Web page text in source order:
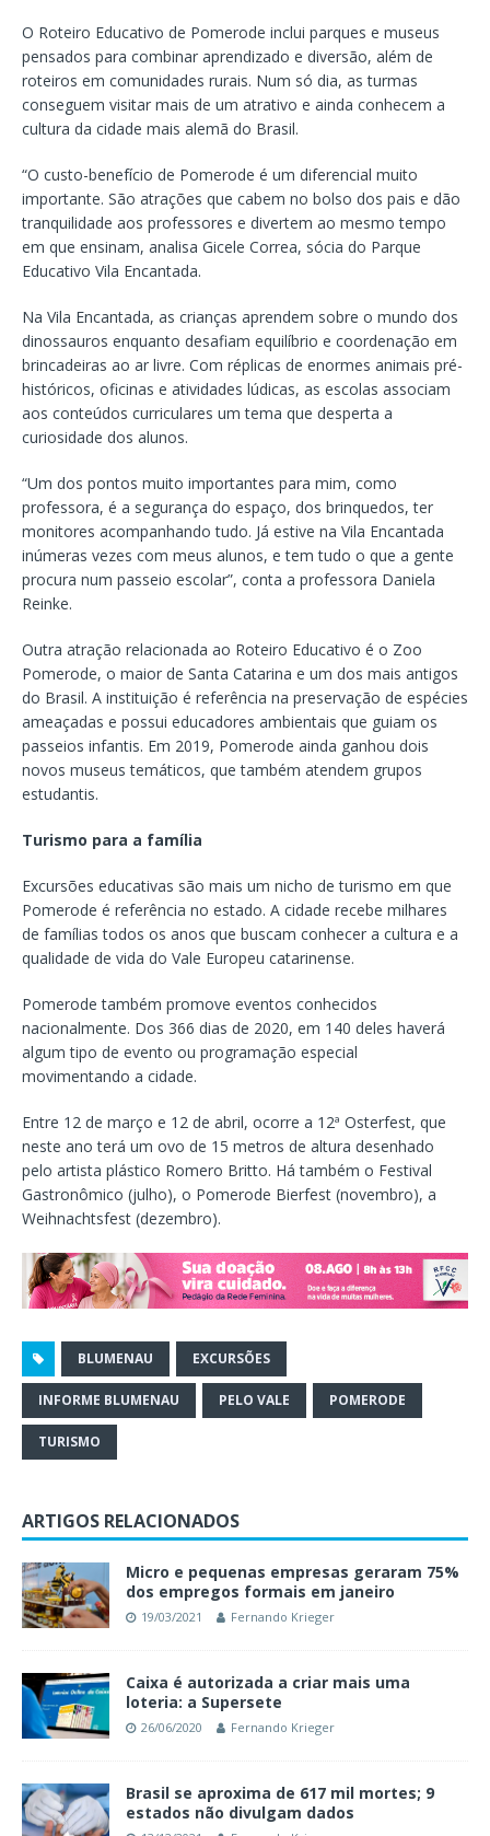
O Roteiro Educativo de Pomerode inclui parques e museus
pensados para combinar aprendizado e diversão, além de
roteiros em comunidades rurais. Num só dia, as turmas
conseguem visitar mais de um atrativo e ainda conhecem a
cultura da cidade mais alemã do Brasil.
“O custo-benefício de Pomerode é um diferencial muito
importante. São atrações que cabem no bolso dos pais e dão
tranquilidade aos professores e divertem ao mesmo tempo
em que ensinam, analisa Gicele Correa, sócia do Parque
Educativo Vila Encantada.
Na Vila Encantada, as crianças aprendem sobre o mundo dos
dinossauros enquanto desafiam equilíbrio e coordenação em
brincadeiras ao ar livre. Com réplicas de enormes animais pré-
históricos, oficinas e atividades lúdicas, as escolas associam
aos conteúdos curriculares um tema que desperta a
curiosidade dos alunos.
“Um dos pontos muito importantes para mim, como
professora, é a segurança do espaço, dos brinquedos, ter
monitores acompanhando tudo. Já estive na Vila Encantada
inúmeras vezes com meus alunos, e tem tudo o que a gente
procura num passeio escolar”, conta a professora Daniela
Reinke.
Outra atração relacionada ao Roteiro Educativo é o Zoo
Pomerode, o maior de Santa Catarina e um dos mais antigos
do Brasil. A instituição é referência na preservação de espécies
ameaçadas e possui educadores ambientais que guiam os
passeios infantis. Em 2019, Pomerode ainda ganhou dois
novos museus temáticos, que também atendem grupos
estudantis.
Turismo para a família
Excursões educativas são mais um nicho de turismo em que
Pomerode é referência no estado. A cidade recebe milhares
de famílias todos os anos que buscam conhecer a cultura e a
qualidade de vida do Vale Europeu catarinense.
Pomerode também promove eventos conhecidos
nacionalmente. Dos 366 dias de 2020, em 140 deles haverá
algum tipo de evento ou programação especial
movimentando a cidade.
Entre 12 de março e 12 de abril, ocorre a 12ª Osterfest, que
neste ano terá um ovo de 15 metros de altura desenhado
pelo artista plástico Romero Britto. Há também o Festival
Gastronômico (julho), o Pomerode Bierfest (novembro), a
Weihnachtsfest (dezembro).
BLUMENAU EXCURSÕES
INFORME BLUMENAU PELO VALE POMERODE
TURISMO
ARTIGOS RELACIONADOS
Micro e pequenas empresas geraram 75%
dos empregos formais em janeiro
19/03/2021 Fernando Krieger
Caixa é autorizada a criar mais uma
loteria: a Supersete
26/06/2020 Fernando Krieger
Brasil se aproxima de 617 mil mortes; 9
estados não divulgam dados